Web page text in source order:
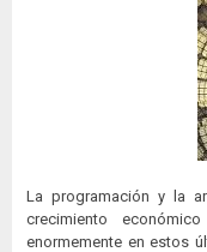
La programación y la
crecimiento
enormemente en estos